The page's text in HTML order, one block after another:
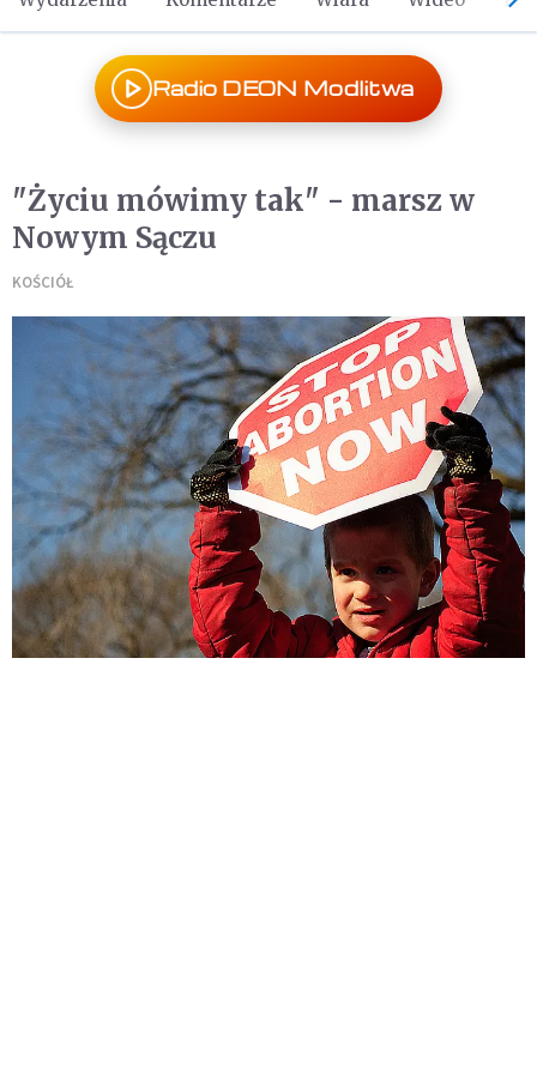
Radio DEON Modlitwa
"Życiu mówimy tak" - marsz w
Nowym Sączu
KOŚCIÓŁ